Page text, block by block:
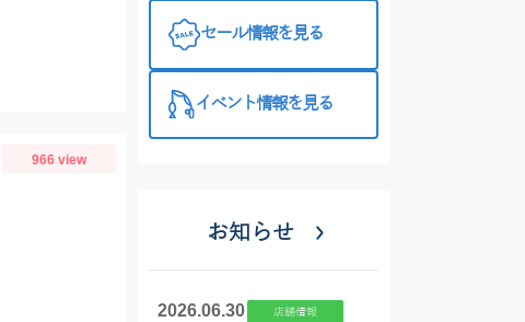
966 view
♪【イシグロ
セール情報を見る
イベント情報を見る
お知らせ
2026.06.30 店舗情報